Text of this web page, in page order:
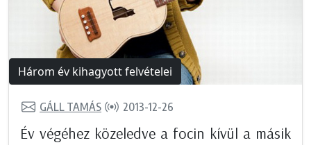
Három év kihagyott felvételei
GÁLL TAMÁS 2013-12-26
Év végéhez közeledve a focin kívül a másik